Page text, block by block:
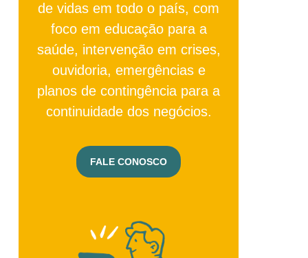
de vidas em todo o país, com
foco em educação para a
saúde, intervenção em crises,
ouvidoria, emergências e
planos de contingência para a
continuidade dos negócios.
FALE CONOSCO